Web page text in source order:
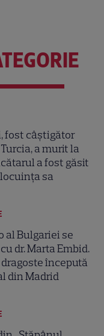
fost câștigător
a murit la
a fost găsit
sa
al Bulgariei se
dr. Marta Embid.
dragoste începută
din Madrid